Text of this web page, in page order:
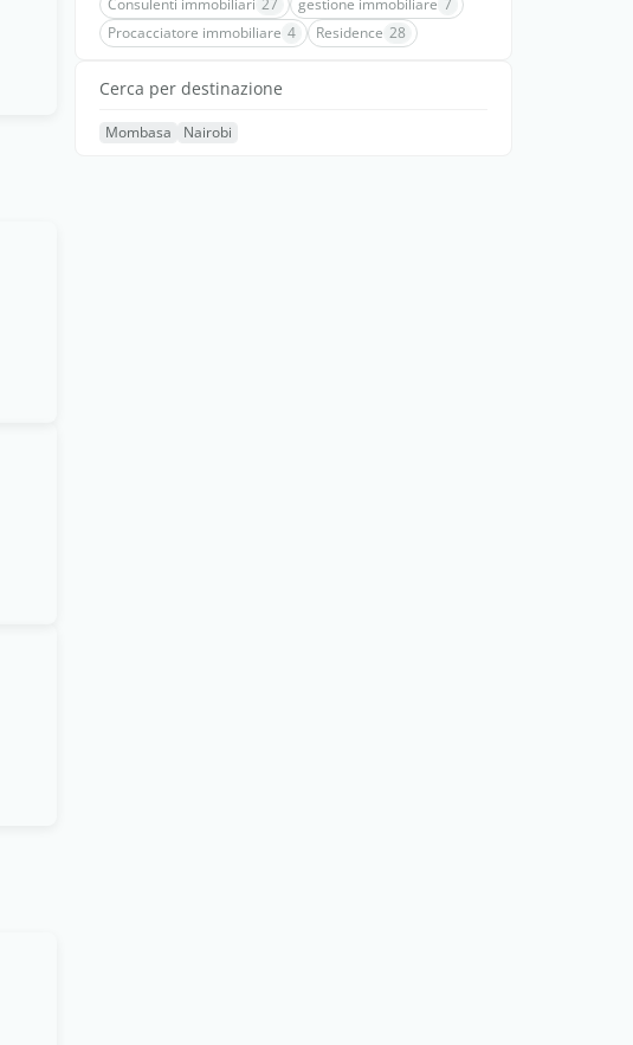
Consulenti immobiliari 27 gestione immobiliare 7
Procacciatore immobiliare 4 Residence 28
Cerca per destinazione
Mombasa Nairobi